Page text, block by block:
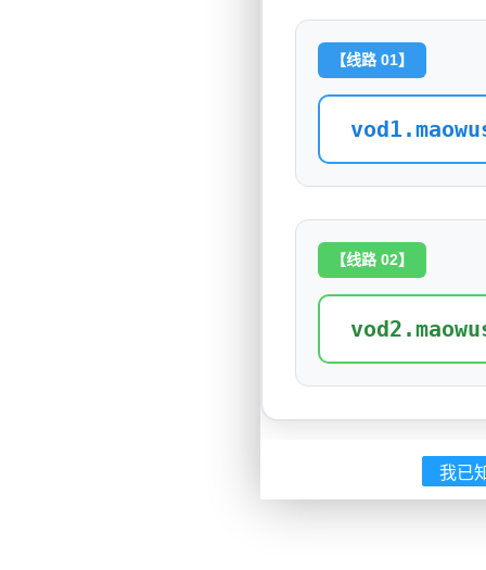
【线路 01】
【线路 02】
我已